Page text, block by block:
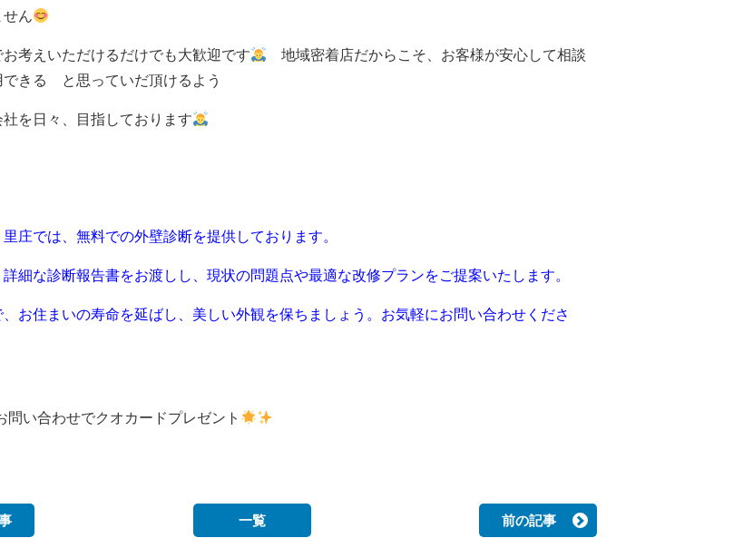
せん
お考えいただけるだけでも大歓迎です
地域密着店だからこそ、お客様が安心して相談
できる と思っていだ頂けるよう
を日々、目指しております
庄では、無料での外壁診断を提供しております。
細な診断報告書をお渡しし、現状の問題点や最適な改修プランをご提案いたします。
お住まいの寿命を延ばし、美しい外観を保ちましょう。お気軽にお問い合わせくださ
問い合わせでクオカードプレゼント
一覧 前の記事